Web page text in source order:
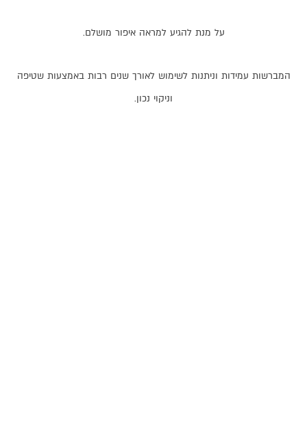
על מנת להגיע למראה איפור מושלם.
המברשות עמידות וניתנות לשימוש לאורך שנים רבות באמצעות שטיפה
וניקוי נכון.